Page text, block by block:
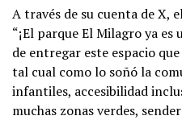
A través de su cuenta de X,
“¡El parque El Milagro ya
de entregar este espacio
tal cual como lo soñó la
infantiles, accesibilidad
muchas zonas verdes,